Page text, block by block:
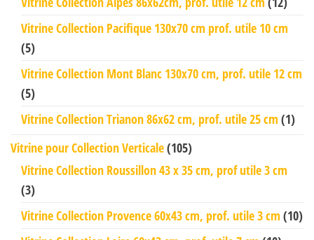
Vitrine Collection Pacifique 130x70 cm prof. utile 10 cm
(5)
Vitrine Collection Mont Blanc 130x70 cm, prof. utile 12 cm
(5)
Vitrine Collection Trianon 86x62 cm, prof. utile 25 cm (1)
Vitrine pour Collection Verticale(105)
Vitrine Collection Roussillon 43 x 35 cm, prof utile 3 cm
(3)
Vitrine Collection Provence 60x43 cm, prof. utile 3 cm (10)